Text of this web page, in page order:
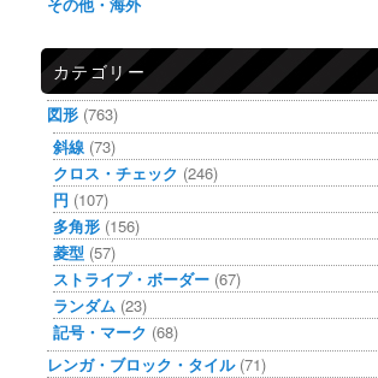
カテゴリー
図形 (763)
斜線 (73)
クロス・チェック (246)
円 (107)
多角形 (156)
菱型 (57)
ストライプ・ボーダー (67)
ランダム (23)
記号・マーク (68)
レンガ・ブロック・タイル(71)